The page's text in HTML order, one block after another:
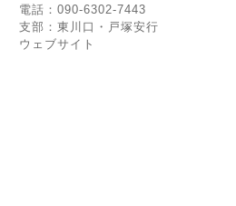
電話：090-6302-7443
支部：東川口・戸塚安行
ウェブサイト